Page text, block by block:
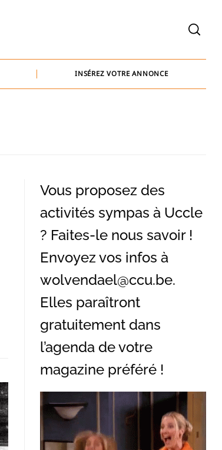
INSÉREZ VOTRE ANNONCE
bernard@baammedia.be
jennifer@baammedia.be
Vous proposez des
activités sympas à Uccle
? Faites-le nous savoir !
Envoyez vos infos à
wolvendael@ccu.be.
Elles paraîtront
gratuitement dans
l’agenda de votre
magazine préféré !